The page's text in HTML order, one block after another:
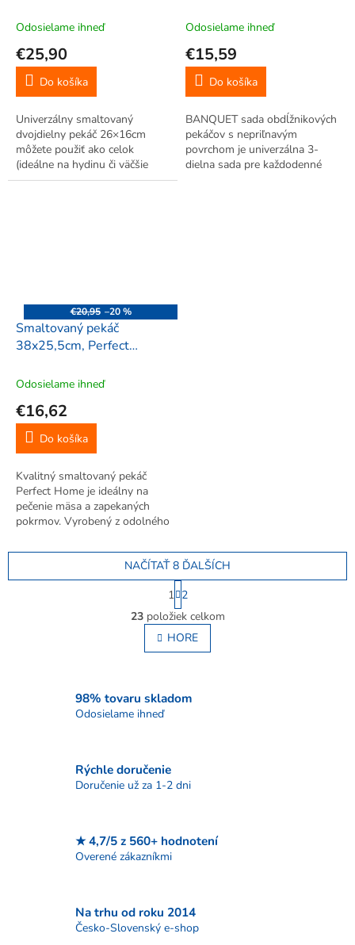
Odosielame ihneď
€25,90
Do košíka
Univerzálny smaltovaný
dvojdielny pekáč 26×16cm
môžete použiť ako celok
(ideálne na hydinu či väčšie
kusy mäsa) alebo každý diel
50577
Odosielame ihneď
€15,59
Do košíka
BANQUET sada obdĺžnikových
pekáčov s nepriľnavým
povrchom je univerzálna 3-
dielna sada pre každodenné
€20,95 –20 %
Smaltovaný pekáč
38x25,5cm, Perfect
Odosielame ihneď
€16,62
Do košíka
Kvalitný smaltovaný pekáč
Perfect Home je ideálny na
pečenie mäsa a zapekaných
pokrmov. Vyrobený z odolného
do plynových aj elektrických
O
v
l
á
c
k
ý
p
NAČÍTAŤ 8 ĎALŠÍCH
S
t
r
á
n
k
a
n
1 2
23položiek celkom
HORE
98% tovaru skladom
Odosielame ihneď
Rýchle doručenie
Doručenie už za 1-2 dni
★ 4,7/5 z 560+ hodnotení
Overené zákazníkmi
Na trhu od roku 2014
Česko-Slovenský e-shop